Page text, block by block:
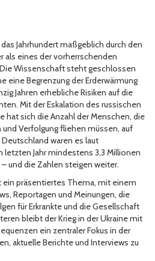
Jahrhundert maßgeblich durch den
als eines der vorherrschenden
Wissenschaft steht geschlossen
eine Begrenzung der Erderwärmung
Jahren erhebliche Risiken auf die
Mit der Eskalation des russischen
hat sich die Anzahl der Menschen, die
Verfolgung fliehen müssen, auf
waren es laut
Jahr mindestens 3,3 Millionen
und die Zahlen steigen weiter.
präsentiertes Thema, mit einem
Reportagen und Meinungen, die
für Erkrankte und die Gesellschaft
bleibt der Krieg in der Ukraine mit
ein zentraler Fokus in der
aktuelle Berichte und Interviews zu